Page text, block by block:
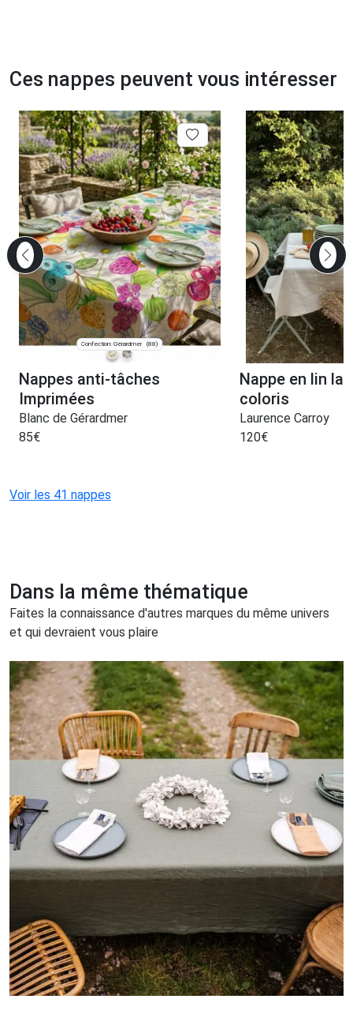
Ces nappes peuvent vous intéresser
Confection: Gérardmer (88)
Nappes anti-tâches
Imprimées
Blanc de Gérardmer
85€
Nappe en lin
coloris
Laurence Carroy
120€
Voir les 41 nappes
Dans la même thématique
Faites la connaissance d'autres marques du même univers
et qui devraient vous plaire